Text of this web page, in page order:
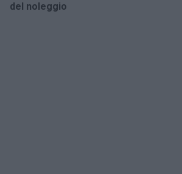
del noleggio